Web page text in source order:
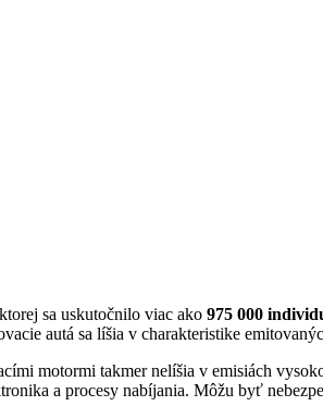
sa uskutočnilo viac ako 975 000
autá sa líšia v charakteristike
motormi takmer nelíšia v emisiách
a procesy nabíjania. Môžu byť